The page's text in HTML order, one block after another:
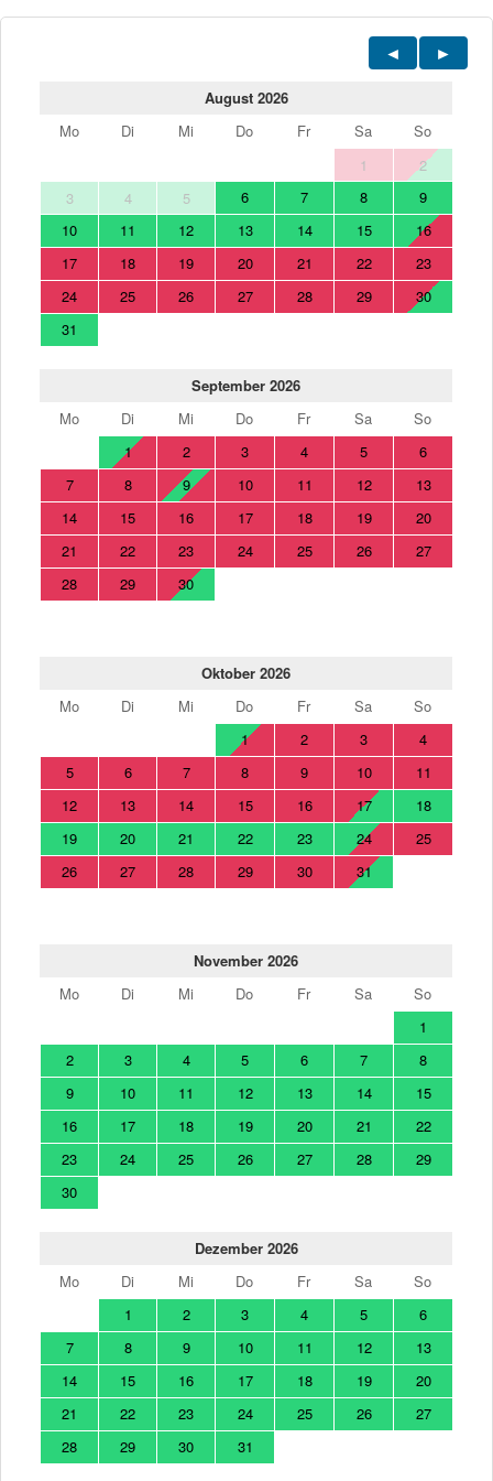
August 2026
Mo
Di Mi Do Fr Sa
So
1
2
3
4 5 6 7 8
9
10
11 12 13 14 15
16
17
18 19 20 21 22
23
24
25 26 27 28 29
30
31
September 2026
Mo
Di Mi Do Fr Sa
So
1
2 3 4 5
6
7
8 9 10 11 12
13
14
15 16 17 18 19
20
21
22 23 24 25 26
27
28
29 30
Oktober 2026
Mo
Di Mi Do Fr Sa
So
1
2 3
4
5
6 7 8 9 10
11
12
13 14 15 16 17
18
19
20 21 22 23 24
25
26
27 28 29 30 31
November 2026
Mo
Di Mi Do Fr Sa
So
1
2
3 4 5 6 7
8
9
10 11 12 13 14
15
16
17 18 19 20 21
22
23
24 25 26 27 28
29
30
Dezember 2026
Mo
Di Mi Do Fr Sa
So
1
2 3 4 5
6
7
8 9 10 11 12
13
14
15 16 17 18 19
20
21
22 23 24 25 26
27
28
29 30 31